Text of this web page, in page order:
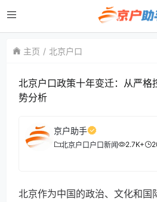
主页 北京户口
北京户口政策十年变迁：从严格
势分析
京户助手
北京户口 户口新闻 2.7K+
北京作为中国的政治、文化和国